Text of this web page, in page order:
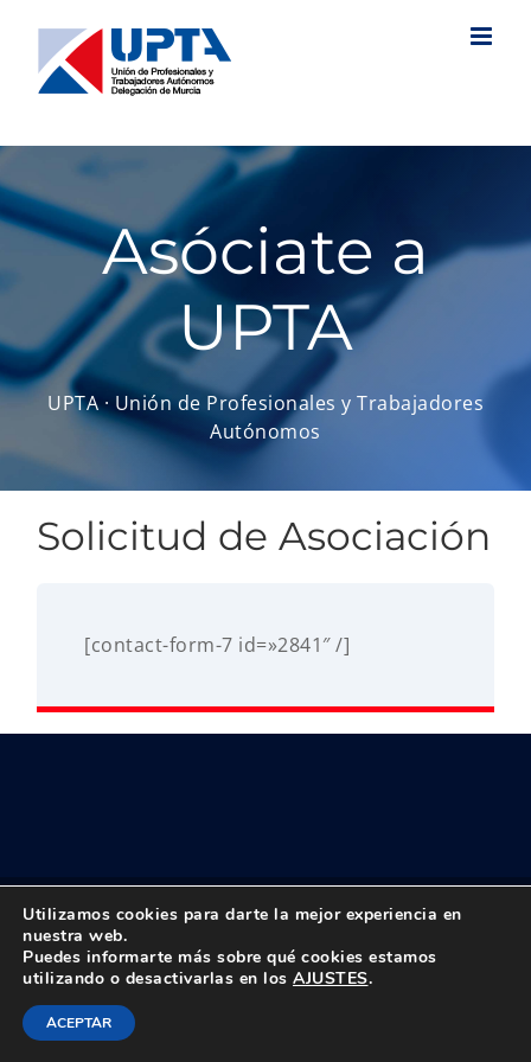
contenido
Asóciate a
UPTA
UPTA · Unión de Profesionales y Trabajadores
Autónomos
Solicitud de Asociación
[contact-form-7 id=»2841″ /]
© Copyright 2018 -2026 UPTA | Todos los derechos reservados
InstagramFacebook
X BlueskyYouTube
Utilizamos cookies para darte la mejor experiencia en
nuestra web.
Puedes informarte más sobre qué cookies estamos
utilizando o desactivarlas en los AJUSTES.
ACEPTAR